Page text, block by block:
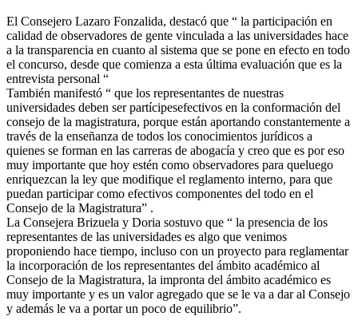
El Consejero Lazaro Fonzalida, destacó que “ la participación en
calidad de observadores de gente vinculada a las universidades hace
a la transparencia en cuanto al sistema que se pone en efecto en todo
el concurso, desde que comienza a esta última evaluación que es la
entrevista personal “
También manifestó “ que los representantes de nuestras
universidades deben ser partícipesefectivos en la conformación del
consejo de la magistratura, porque están aportando constantemente a
través de la enseñanza de todos los conocimientos jurídicos a
quienes se forman en las carreras de abogacía y creo que es por eso
muy importante que hoy estén como observadores para queluego
enriquezcan la ley que modifique el reglamento interno, para que
puedan participar como efectivos componentes del todo en el
Consejo de la Magistratura” .
La Consejera Brizuela y Doria sostuvo que “ la presencia de los
representantes de las universidades es algo que venimos
proponiendo hace tiempo, incluso con un proyecto para reglamentar
la incorporación de los representantes del ámbito académico al
Consejo de la Magistratura, la impronta del ámbito académico es
muy importante y es un valor agregado que se le va a dar al Consejo
y además le va a portar un poco de equilibrio”.